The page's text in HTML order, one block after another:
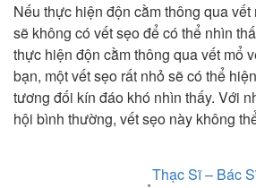
Nếu thực hiện độn cằm thông qua vết
sẽ không có vết sẹo để có thể nhìn
thực hiện độn cằm thông qua vết mổ
bạn, một vết sẹo rất nhỏ sẽ có thể
tương đối kín đáo khó nhìn thấy. Với
hội bình thường, vết sẹo này không
Thạc Sĩ – Bác